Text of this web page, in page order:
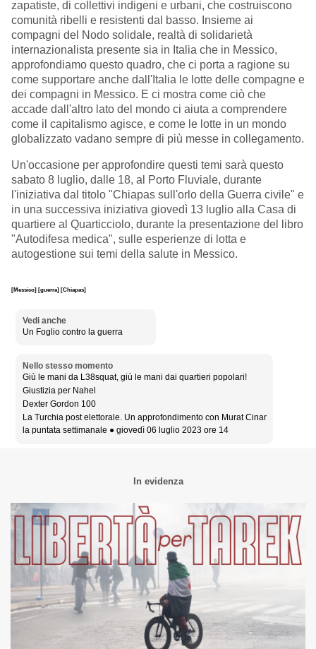
zapatiste, di collettivi indigeni e urbani, che costruiscono
comunità ribelli e resistenti dal basso. Insieme ai
compagni del Nodo solidale, realtà di solidarietà
internazionalista presente sia in Italia che in Messico,
approfondiamo questo quadro, che ci porta a ragione su
come supportare anche dall'Italia le lotte delle compagne e
dei compagni in Messico. E ci mostra come ciò che
accade dall'altro lato del mondo ci aiuta a comprendere
come il capitalismo agisce, e come le lotte in un mondo
globalizzato vadano sempre di più messe in collegamento.
Un'occasione per approfondire questi temi sarà questo
sabato 8 luglio, dalle 18, al Porto Fluviale, durante
l'iniziativa dal titolo "Chiapas sull'orlo della Guerra civile" e
in una successiva iniziativa giovedì 13 luglio alla Casa di
quartiere al Quarticciolo, durante la presentazione del libro
"Autodifesa medica", sulle esperienze di lotta e
autogestione sui temi della salute in Messico.
[Messico] [guerra] [Chiapas]
Vedi anche
Un Foglio contro la guerra
Nello stesso momento
Giù le mani da L38squat, giù le mani dai quartieri popolari!
Giustizia per Nahel
Dexter Gordon 100
La Turchia post elettorale. Un approfondimento con Murat Cinar
la puntata settimanale ● giovedì 06 luglio 2023 ore 14
In evidenza